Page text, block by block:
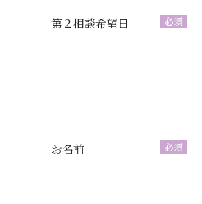
第２相談希望日 必須
お名前 必須